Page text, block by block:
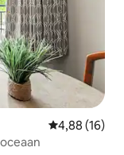
Gemiddelde
4,88 (16)